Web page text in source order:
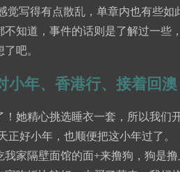
觉写得有点散乱，单章内也有些
知道，事件的话则是了解过一些
吧。
小年、香港行、接着回澳
！她精心挑选睡衣一套，所以我们
正好小年，也顺便把这小年过了。
家隔壁面馆的面+来撸狗，狗是